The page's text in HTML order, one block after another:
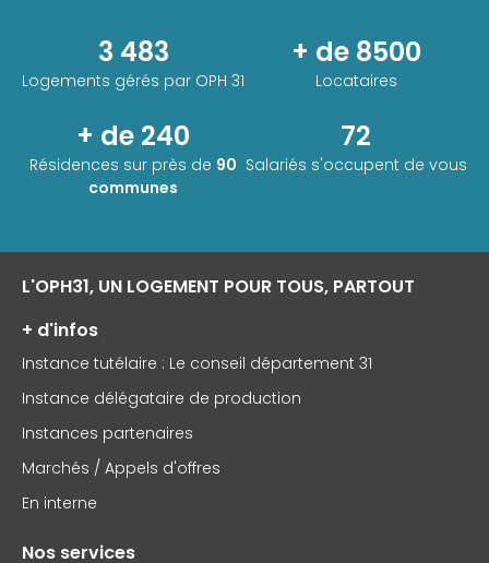
3 483
Logements gérés par OPH 31
+ de 8500
Locataires
+ de 240
Résidences sur près de 90
communes
72
Salariés s'occupent de vous
L'OPH31, UN LOGEMENT POUR TOUS, PARTOUT
+ d'infos
Instance tutélaire : Le conseil département 31
Instance délégataire de production
Instances partenaires
Marchés / Appels d'offres
En interne
Nos services